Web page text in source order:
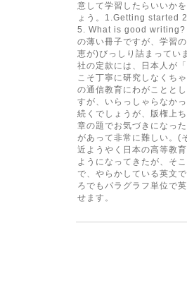
意して学習したらいいか
ょう。1.Getting started
5. What is good writing?
の薄い冊子ですが、学習
恵が)びっしり詰まってい
社の定款には、日本人が
こそ丁寧に研究しなくち
の通信教育にわがことと
すが、いらっしゃらなか
続くでしょうが、版権上
章の題でお気づきになっ
があって非常に難しい。(
近ようやく日本の高等教
ようになってきたが、そ
で、やらかしている英文
ろでもパラグラフ単位で
せます。